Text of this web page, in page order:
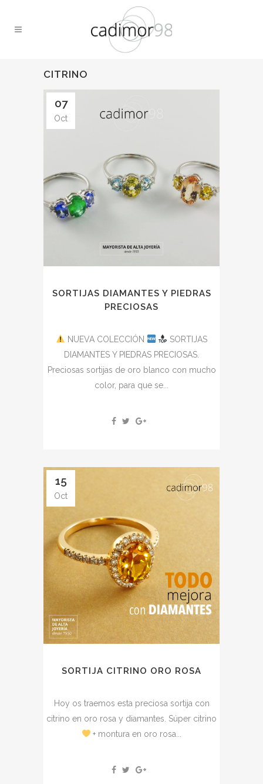
CITRINO
07
Oct
SORTIJAS DIAMANTES Y PIEDRAS
PRECIOSAS
NUEVA COLECCIÓN
SORTIJAS
DIAMANTES Y PIEDRAS PRECIOSAS.
Preciosas sortijas de oro blanco con mucho
color, para que se...
15
Oct
SORTIJA CITRINO ORO ROSA
Hoy os traemos esta preciosa sortija con
citrino en oro rosa y diamantes. Súper citrino
+ montura en oro rosa...